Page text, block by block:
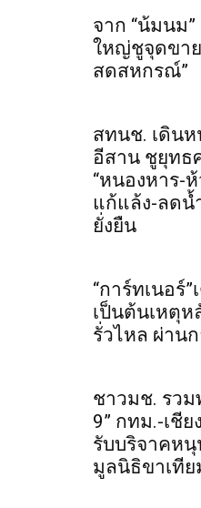
จาก “น้มนม”
ใหญ่ชูจุดขา
สดสหกรณ์”
สทนช. เดิน
อีสาน ชูยุทธ
“หนองหาร-
แก้แล้ง-ลดน้
ยั่งยืน
“การ์ทเนอร์
เป็นต้นเหตุ
รั่วไหล ผ่านก
ชาวมช. รวม
9” กทม.-เชีย
รับบริจาคหนุ
มูลนิธิขาเทีย